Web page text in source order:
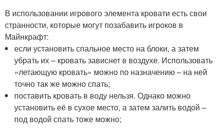
В использовании игрового элемента кровати есть свои
странности, которые могут позабавить игроков в
Майнкрафт:
если установить спальное место на блоки, а затем
убрать их – кровать зависнет в воздухе. Использовать
«летающую кровать» можно по назначению – на ней
точно так же можно спать;
поставить кровать в воду нельзя. Однако можно
установить её в сухое место, а затем залить водой –
под водой спать тоже можно;